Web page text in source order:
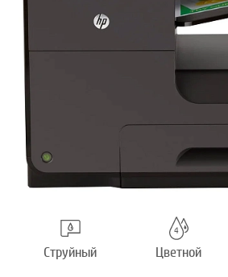
Струйный Цветной